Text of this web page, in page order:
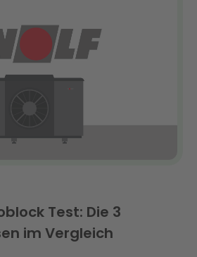
Test: Die 3
im Vergleich